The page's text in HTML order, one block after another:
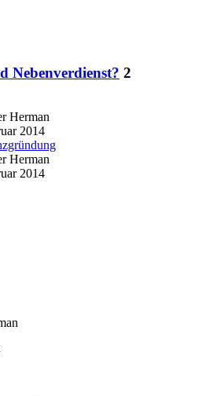
Nebenverdienst? 2
Herman
2014
Herman
2014